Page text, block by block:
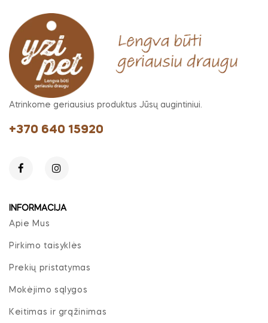
Atrinkome geriausius produktus Jūsų augintiniui.
+370 640 15920
INFORMACIJA
Apie Mus
Pirkimo taisyklės
Prekių pristatymas
Mokėjimo sąlygos
Keitimas ir grąžinimas